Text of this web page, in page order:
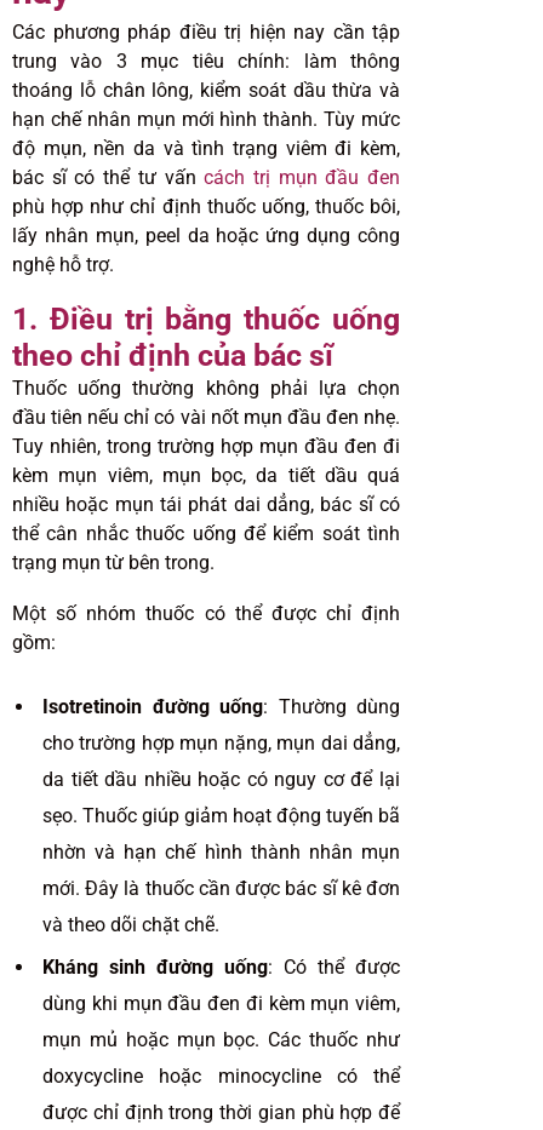
Các phương pháp điều trị hiện nay cần tập
trung vào 3 mục tiêu chính: làm thông
thoáng lỗ chân lông, kiểm soát dầu thừa và
hạn chế nhân mụn mới hình thành. Tùy mức
độ mụn, nền da và tình trạng viêm đi kèm,
bác sĩ có thể tư vấncách trị mụn đầu đen
phù hợp như chỉ định thuốc uống, thuốc bôi,
lấy nhân mụn, peel da hoặc ứng dụng công
nghệ hỗ trợ.
1. Điều trị bằng thuốc uống
theo chỉ định của bác sĩ
Thuốc uống thường không phải lựa chọn
đầu tiên nếu chỉ có vài nốt mụn đầu đen nhẹ.
Tuy nhiên, trong trường hợp mụn đầu đen đi
kèm mụn viêm, mụn bọc, da tiết dầu quá
nhiều hoặc mụn tái phát dai dẳng, bác sĩ có
thể cân nhắc thuốc uống để kiểm soát tình
trạng mụn từ bên trong.
Một số nhóm thuốc có thể được chỉ định
gồm:
Isotretinoin đường uống: Thường dùng
cho trường hợp mụn nặng, mụn dai dẳng,
da tiết dầu nhiều hoặc có nguy cơ để lại
sẹo. Thuốc giúp giảm hoạt động tuyến bã
nhờn và hạn chế hình thành nhân mụn
mới. Đây là thuốc cần được bác sĩ kê đơn
và theo dõi chặt chẽ.
Kháng sinh đường uống: Có thể được
dùng khi mụn đầu đen đi kèm mụn viêm,
mụn mủ hoặc mụn bọc. Các thuốc như
doxycycline hoặc minocycline có thể
được chỉ định trong thời gian phù hợp để